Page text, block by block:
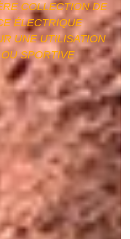
COLLECTION DE
ÉLECTRIQUE
UNE UTILISATION
SPORTIVE